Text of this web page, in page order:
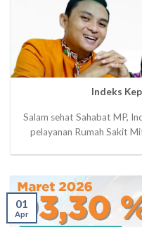
Indeks
Salam sehat Sahabat MP,
pelayanan Rumah Sakit
01
Apr